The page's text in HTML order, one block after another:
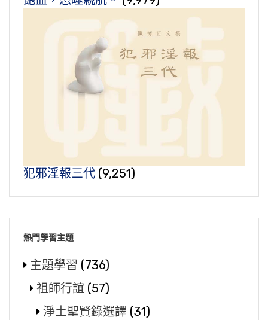
犯邪淫報三代 (9,251)
熱門學習主題
主題學習 (736)
祖師行誼 (57)
淨土聖賢錄選譯 (31)